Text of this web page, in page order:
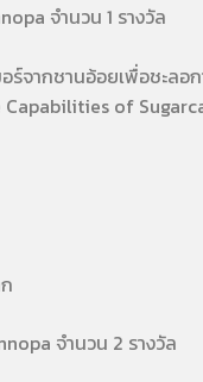
จำนวน 1 รางวัล
จากชานอ้อยเพื่อชะลอ
of
จำนวน 2 รางวัล